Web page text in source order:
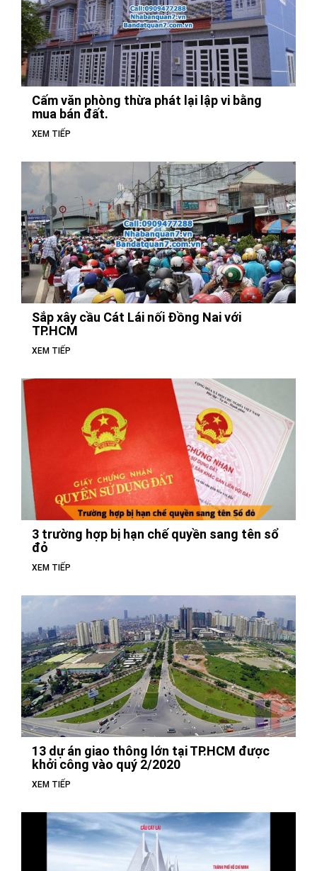
Cấm văn phòng thừa phát lại lập vi bằng
mua bán đất.
XEM TIẾP
Sắp xây cầu Cát Lái nối Đồng Nai với
TP.HCM
XEM TIẾP
3 trường hợp bị hạn chế quyền sang tên sổ
đỏ
XEM TIẾP
13 dự án giao thông lớn tại TP.HCM được
khởi công vào quý 2/2020
XEM TIẾP